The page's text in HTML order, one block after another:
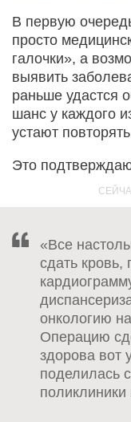
В первую
просто
галочки», а
выявить
раньше удастся
шанс у каждого
устают
Это
«Все
сдать
онкологию
Операцию
здорова вот
поделилась
поликлиники